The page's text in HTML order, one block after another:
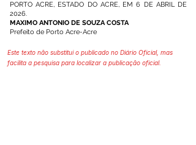
PORTO ACRE, ESTADO DO ACRE, EM 6 DE ABRIL DE
2026.
MAXIMO ANTONIO DE SOUZA COSTA
Prefeito de Porto Acre-Acre
Este texto não substitui o publicado no Diário Oficial, mas
facilita a pesquisa para localizar a publicação oficial.